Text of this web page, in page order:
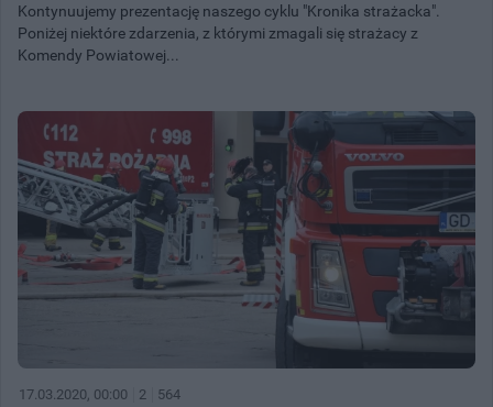
Kontynuujemy prezentację naszego cyklu "Kronika strażacka".
Poniżej niektóre zdarzenia, z którymi zmagali się strażacy z
Komendy Powiatowej...
17.03.2020, 00:00 2 564